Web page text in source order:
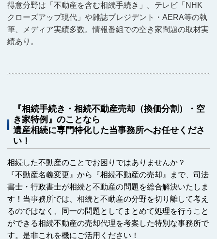
得意分野は「不動産を含む相続手続き」。テレビ「NHK
クローズアップ現代」や雑誌プレジデント・AERA等の執
筆、メディア実績多数。情報番組での空き家問題の取材実
績あり。
『相続手続き・相続不動産売却（換価分割）・空
き家特例』のことなら
遺産相続に専門特化した当事務所へお任せくださ
い！
相続した不動産のことでお困りではありませんか？
『不動産名義変更』から『相続不動産の売却』まで、司法
書士・行政書士が相続と不動産の問題を総合解決いたしま
す！当事務所では、相続と不動産の分野を切り離して考え
るのではなく、同一の問題としてまとめて処理を行うこと
ができる相続不動産の売却代理を考案した特別な事務所で
す。是非これを機にご活用ください！